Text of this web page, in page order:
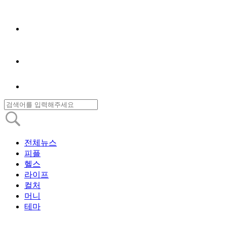
전체뉴스
피플
헬스
라이프
컬처
머니
테마